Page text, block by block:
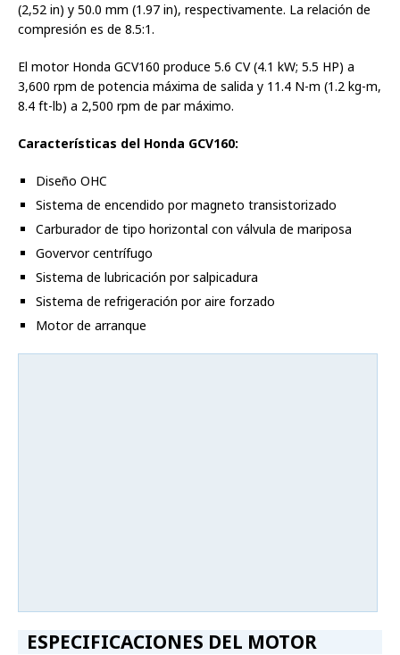
(2,52 in) y 50.0 mm (1.97 in), respectivamente. La relación de
compresión es de 8.5:1.
El motor Honda GCV160 produce 5.6 CV (4.1 kW; 5.5 HP) a
3,600 rpm de potencia máxima de salida y 11.4 N-m (1.2 kg-m,
8.4 ft-lb) a 2,500 rpm de par máximo.
Características del Honda GCV160:
Diseño OHC
Sistema de encendido por magneto transistorizado
Carburador de tipo horizontal con válvula de mariposa
Govervor centrífugo
Sistema de lubricación por salpicadura
Sistema de refrigeración por aire forzado
Motor de arranque
ESPECIFICACIONES DEL MOTOR